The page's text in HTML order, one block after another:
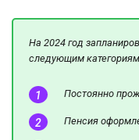
На 2024 год
следующим
Постоянно
Пенсия